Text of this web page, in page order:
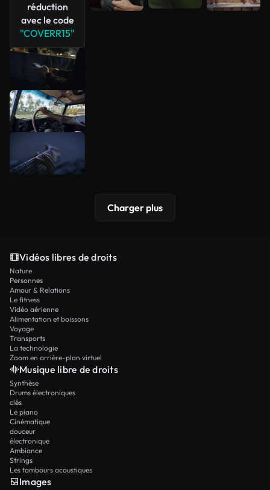
réduction
avec le code
"COVERR15"
Charger plus
Vidéos libres de droits
Nature
Personnes
Amour & Relations
Le fitness
Vidéo aérienne
Alimentation et boissons
Voyage
Transports
La technologie
Zoom en arrière-plan virtuel
Musique libre de droits
Synthèse
Drums électroniques
clés
Le piano
Cinématique
douceur
électronique
Ambiance
Strings
Les tambours acoustiques
Images